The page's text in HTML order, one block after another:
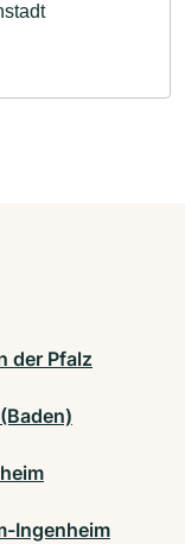
der Pfalz
Ingenheim